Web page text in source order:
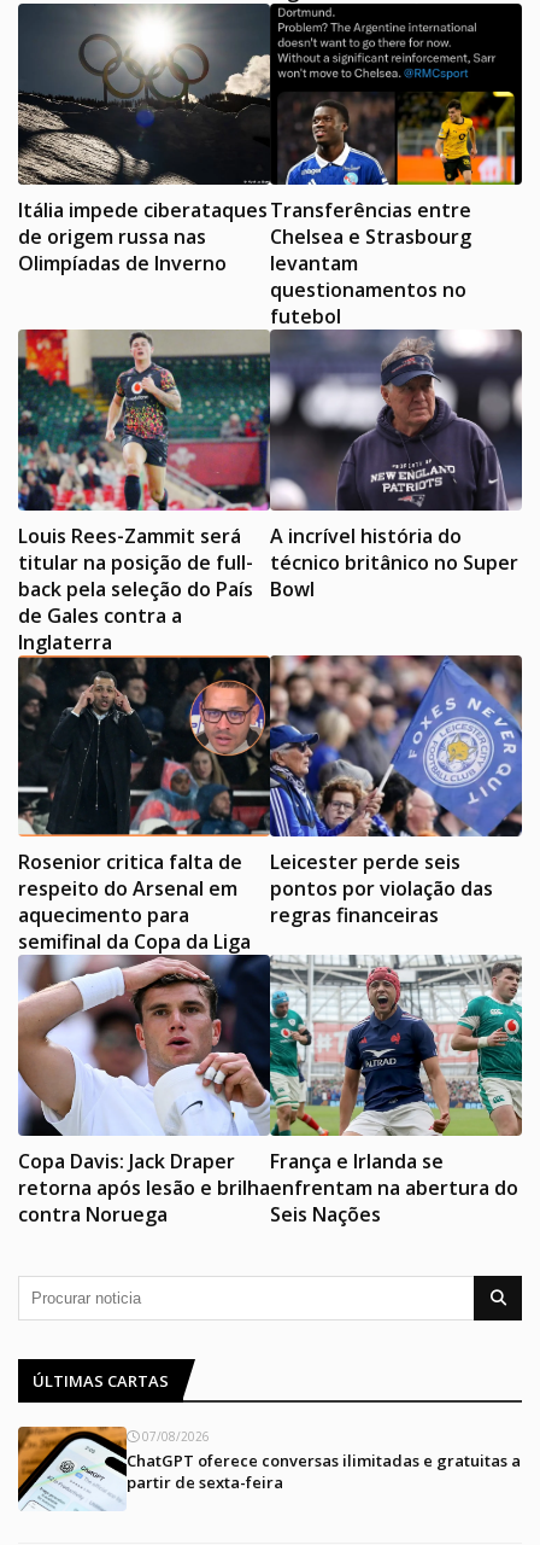
Itália impede ciberataques
de origem russa nas
Olimpíadas de Inverno
Transferências entre
Chelsea e Strasbourg
levantam
questionamentos no
futebol
Louis Rees-Zammit será
titular na posição de full-
back pela seleção do País
de Gales contra a
Inglaterra
A incrível história do
técnico britânico no Super
Bowl
Rosenior critica falta de
respeito do Arsenal em
aquecimento para
semifinal da Copa da Liga
Leicester perde seis
pontos por violação das
regras financeiras
Copa Davis: Jack Draper
retorna após lesão e brilha
contra Noruega
França e Irlanda se
enfrentam na abertura do
Seis Nações
ÚLTIMAS CARTAS
07/08/2026
ChatGPT oferece conversas ilimitadas e gratuitas a
partir de sexta-feira